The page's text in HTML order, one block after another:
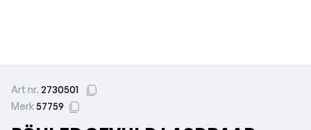
Art nr. 2730501
Merk57759